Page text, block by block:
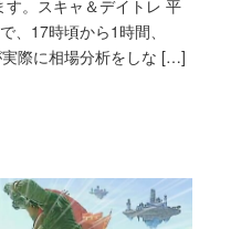
す。スキャ＆デイトレ 平
、17時頃から1時間、
際に相場分析をしな […]